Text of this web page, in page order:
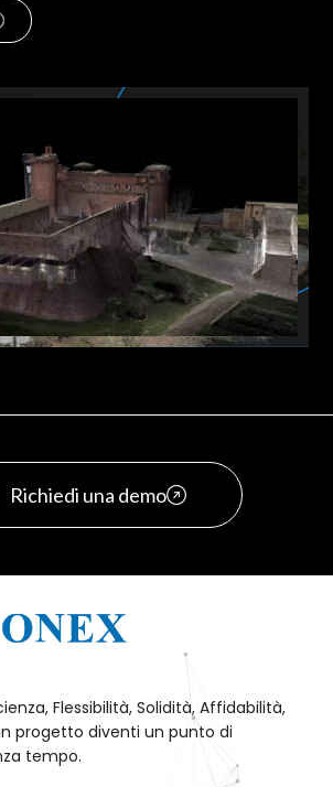
Richiedi una demo
Flessibilità, Solidità, Affidabilità,
progetto diventi un punto di
tempo.